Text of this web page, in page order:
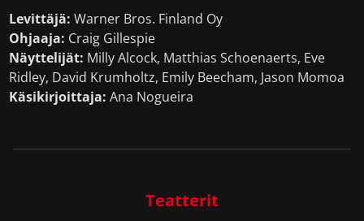
Levittäjä: Warner Bros. Finland Oy
Ohjaaja: Craig Gillespie
Näyttelijät: Milly Alcock, Matthias Schoenaerts, Eve
Ridley, David Krumholtz, Emily Beecham, Jason Momoa
Käsikirjoittaja: Ana Nogueira
Teatterit